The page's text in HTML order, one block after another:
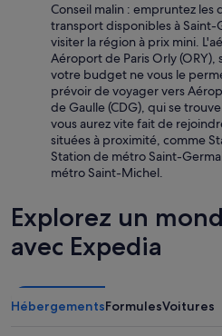
Conseil malin : empruntez
transport disponibles à
visiter la région à prix mini.
Aéroport de Paris Orly (ORY),
votre budget ne vous le
prévoir de voyager vers
de Gaulle (CDG), qui se
vous aurez vite fait de
situées à proximité, comme
Station de métro Saint-
métro Saint-Michel.
Explorez un
avec Expedia
HébergementsFormulesVoitures